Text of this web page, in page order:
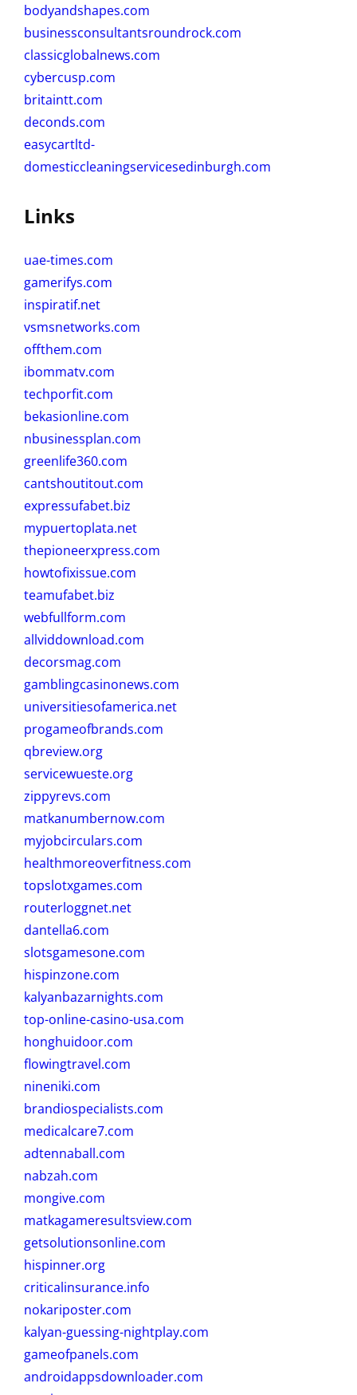
bodyandshapes.com
businessconsultantsroundrock.com
classicglobalnews.com
cybercusp.com
britaintt.com
deconds.com
easycartltd-
domesticcleaningservicesedinburgh.com
Links
uae-times.com
gamerifys.com
inspiratif.net
vsmsnetworks.com
offthem.com
ibommatv.com
techporfit.com
bekasionline.com
nbusinessplan.com
greenlife360.com
cantshoutitout.com
expressufabet.biz
mypuertoplata.net
thepioneerxpress.com
howtofixissue.com
teamufabet.biz
webfullform.com
allviddownload.com
decorsmag.com
gamblingcasinonews.com
universitiesofamerica.net
progameofbrands.com
qbreview.org
servicewueste.org
zippyrevs.com
matkanumbernow.com
myjobcirculars.com
healthmoreoverfitness.com
topslotxgames.com
routerloggnet.net
dantella6.com
slotsgamesone.com
hispinzone.com
kalyanbazarnights.com
top-online-casino-usa.com
honghuidoor.com
flowingtravel.com
nineniki.com
brandiospecialists.com
medicalcare7.com
adtennaball.com
nabzah.com
mongive.com
matkagameresultsview.com
getsolutionsonline.com
hispinner.org
criticalinsurance.info
nokariposter.com
kalyan-guessing-nightplay.com
gameofpanels.com
androidappsdownloader.com